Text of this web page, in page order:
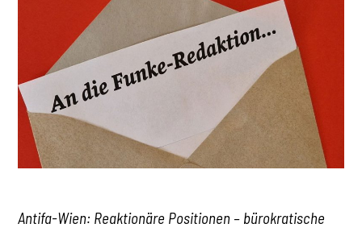
Antifa-Wien: Reaktionäre Positionen – bürokratische